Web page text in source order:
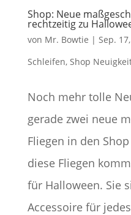
Shop: Neue
rechtzeitig zu
von Mr. Bowtie | Sep.
Schleifen, Shop
Noch mehr tolle
gerade zwei neue
Fliegen in den
diese Fliegen
für Halloween. Sie
Accessoire für